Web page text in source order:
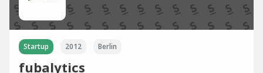
Startup 2012 Berlin
fubalytics